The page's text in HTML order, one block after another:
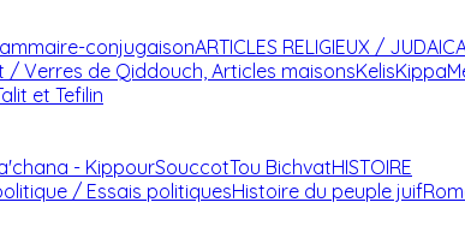
conjugaisonARTICLES RELIGIEUX /
/ Verres de Qiddouch, Articles maisonsKelisKippa
et Tefilin
- KippourSouccotTou BichvatHISTOIRE
/ Essais politiquesHistoire du peuple juif